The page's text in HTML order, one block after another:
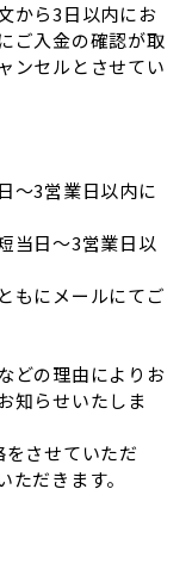
から3日以内にお
ご入金の確認が取
ンセルとさせてい
～3営業日以内に
当日～3営業日以
もにメールにてご
どの理由によりお
知らせいたしま
させていただ
だきます。